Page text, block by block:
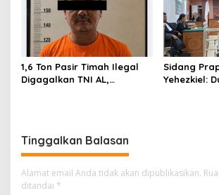
1,6 Ton Pasir Timah Ilegal
Digagalkan TNI AL,
Sidang
Yehezkiel:
Tinggalkan Balasan
Alamat email Anda tidak akan dipublikasikan.
ditandai *